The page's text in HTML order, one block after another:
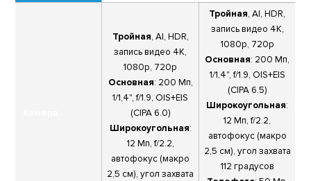
Тройная, AI, HDR,
запись видео 4К,
1080p, 720p
Основная: 200 Мп,
1/1,4", f/1.9, OIS+EIS
(CIPA 6.0)
Широкоугольная:
12 Мп, f/2.2,
автофокус (макро
2,5 см), угол захвата
Тройная, AI, HDR,
запись видео 4К,
1080p, 720p
Основная: 200 Мп,
1/1,4", f/1.9, OIS+EIS
(CIPA 6.5)
Широкоугольная:
12 Мп, f/2.2,
автофокус (макро
2,5 см), угол захвата
112 градусов